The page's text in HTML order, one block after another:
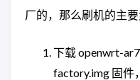
厂的，那么刷机的主要
下载 openwrt-
factory.img 固件